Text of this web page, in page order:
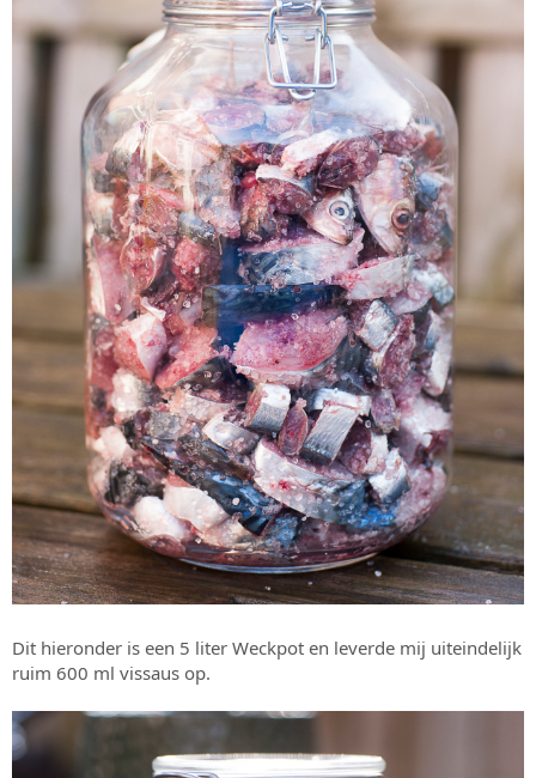
Dit hieronder is een 5 liter Weckpot en leverde mij uiteindelijk
ruim 600 ml vissaus op.